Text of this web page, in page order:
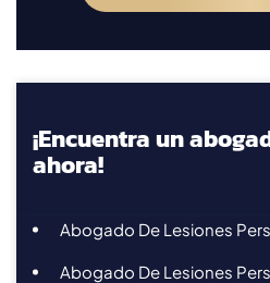
¡Encuentra un
ahora!
Abogado De Lesiones
Abogado De Lesiones